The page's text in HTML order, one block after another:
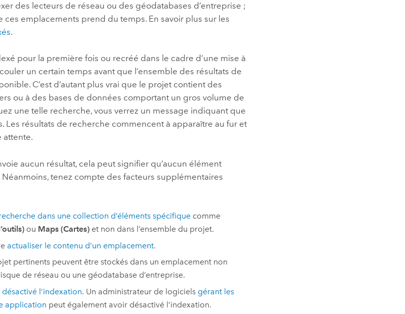
des lecteurs de réseau ou des géodatabases d’entreprise ;
ces emplacements prend du temps. En savoir plus sur les
.
pour la première fois ou recréé dans le cadre d’une mise à
un certain temps avant que l’ensemble des résultats de
C’est d’autant plus vrai que le projet contient des
ou à des bases de données comportant un gros volume de
une telle recherche, vous verrez un message indiquant que
Les résultats de recherche commencent à apparaître au fur et
attente.
aucun résultat, cela peut signifier qu’aucun élément
Néanmoins, tenez compte des facteurs supplémentaires
dans une collection d’éléments spécifiquecomme
ou Maps (Cartes)et non dans l’ensemble du projet.
actualiser le contenu d’un emplacement.
pertinents peuvent être stockés dans un emplacement non
de réseau ou une géodatabase d’entreprise.
désactivé l’indexation. Un administrateur de logiciels gérant les
application peut également avoir désactivé l’indexation.